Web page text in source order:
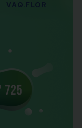
VAQ.FLOR